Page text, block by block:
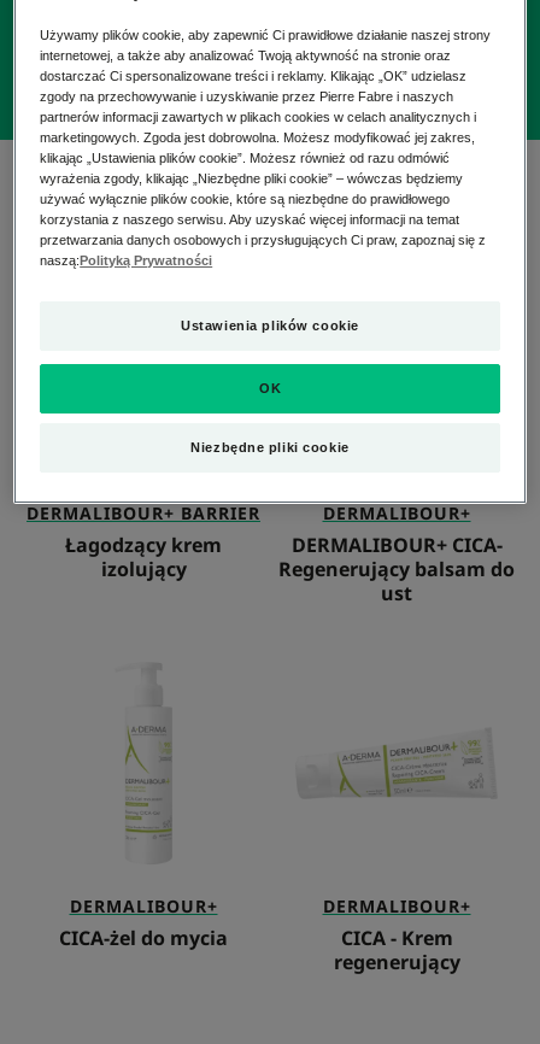
Rhealba® pochodzącym z upraw ekologicznych.
4 wyniki "Pielęgnacja twarzy
zapobiegająca podrażnieniom"
Łagodzący
izolujący
DERMALIBOUR+ BARRIER
Łagodzący krem
izolujący
do
DERMALIBOUR+
DERMALIBOUR+ CICA-
Regenerujący balsam do
ust
mycia
DERMALIBOUR+
CICA-żel do mycia
regenerujący
DERMALIBOUR+
CICA - Krem
regenerujący
Używamy plików cookie, aby zapewnić Ci prawidłowe działanie naszej strony
internetowej, a także aby analizować Twoją aktywność na stronie oraz
dostarczać Ci spersonalizowane treści i reklamy. Klikając „OK” udzielasz
zgody na przechowywanie i uzyskiwanie przez Pierre Fabre i naszych
partnerów informacji zawartych w plikach cookies w celach analitycznych i
marketingowych. Zgoda jest dobrowolna. Możesz modyfikować jej zakres,
klikając „Ustawienia plików cookie”. Możesz również od razu odmówić
wyrażenia zgody, klikając „Niezbędne pliki cookie” – wówczas będziemy
używać wyłącznie plików cookie, które są niezbędne do prawidłowego
korzystania z naszego serwisu. Aby uzyskać więcej informacji na temat
przetwarzania danych osobowych i przysługujących Ci praw, zapoznaj się z
naszą: Polityką Prywatności
Ustawienia plików cookie
Niezbędne pliki cookie
OK